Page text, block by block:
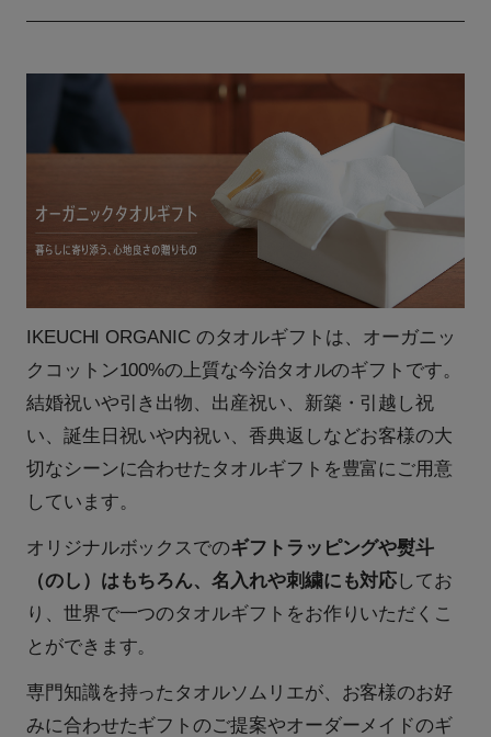
IKEUCHI ORGANIC のタオルギフトは、オーガニッ
クコットン100%の上質な今治タオルのギフトです。
結婚祝いや引き出物、出産祝い、新築・引越し祝
い、誕生日祝いや内祝い、香典返しなどお客様の大
切なシーンに合わせたタオルギフトを豊富にご用意
しています。
オリジナルボックスでのギフトラッピングや熨斗
（のし）はもちろん、名入れや刺繍にも対応してお
り、世界で一つのタオルギフトをお作りいただくこ
とができます。
専門知識を持ったタオルソムリエが、お客様のお好
みに合わせたギフトのご提案やオーダーメイドのギ